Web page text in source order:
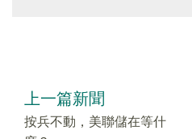
上一篇新聞
按兵不動，美聯儲在等什